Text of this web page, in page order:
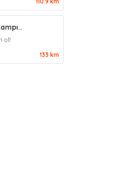
ol!
133 km